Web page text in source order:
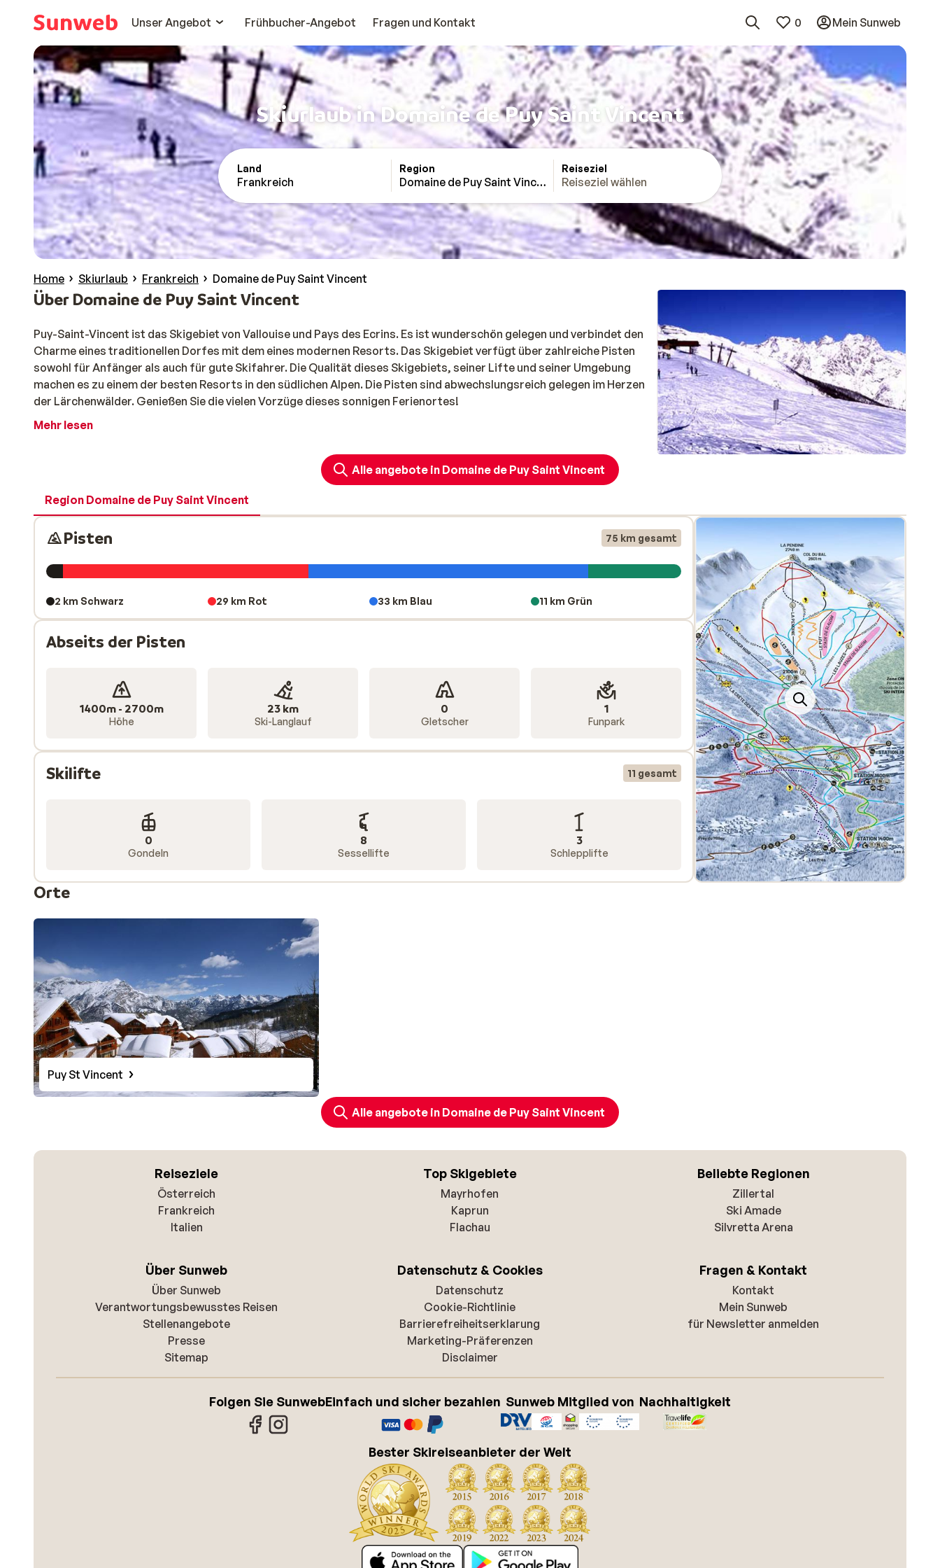
Unser Angebot
Frühbucher-Angebot Fragen und Kontakt 0 Mein Sunweb
Skiurlaub in Domaine de Puy Saint Vincent
Land
Frankreich
Region
Domaine de Puy Saint Vincent
Reiseziel
Reiseziel wählen
Home Skiurlaub Frankreich Domaine de Puy Saint Vincent
Über Domaine de Puy Saint Vincent
Puy-Saint-Vincent ist das Skigebiet von Vallouise und Pays des Ecrins. Es ist wunderschön gelegen und verbindet den
Charme eines traditionellen Dorfes mit dem eines modernen Resorts. Das Skigebiet verfügt über zahlreiche Pisten
sowohl für Anfänger als auch für gute Skifahrer. Die Qualität dieses Skigebiets, seiner Lifte und seiner Umgebung
machen es zu einem der besten Resorts in den südlichen Alpen. Die Pisten sind abwechslungsreich gelegen im Herzen
der Lärchenwälder. Genießen Sie die vielen Vorzüge dieses sonnigen Ferienortes!
Mehr lesen
Alle angebote in Domaine de Puy Saint Vincent
Region Domaine de Puy Saint Vincent
Pisten 75 km gesamt
2 km Schwarz 29 km Rot 33 km Blau 11 km Grün
Abseits der Pisten
1400m - 2700m
Höhe
23 km
Ski-Langlauf
0
Gletscher
1
Funpark
Skilifte 11 gesamt
0
Gondeln
8
Sessellifte
3
Schlepplifte
Orte
Puy St Vincent
Alle angebote in Domaine de Puy Saint Vincent
Reiseziele
Österreich
Frankreich
Italien
Top Skigebiete
Mayrhofen
Kaprun
Flachau
Beliebte Regionen
Zillertal
Ski Amade
Silvretta Arena
Über Sunweb
Über Sunweb
Verantwortungsbewusstes Reisen
Stellenangebote
Presse
Sitemap
Datenschutz & Cookies
Datenschutz
Cookie-Richtlinie
Barrierefreiheitserklarung
Marketing-Präferenzen
Disclaimer
Fragen & Kontakt
Kontakt
Mein Sunweb
für Newsletter anmelden
Folgen Sie SunwebEinfach und sicher bezahlen Sunweb Mitglied von Nachhaltigkeit
Bester Skireiseanbieter der Welt